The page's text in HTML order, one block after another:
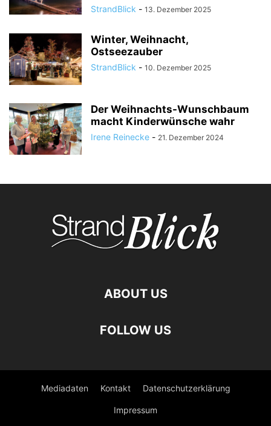
StrandBlick - 13. Dezember 2025
Winter, Weihnacht,
Ostseezauber
StrandBlick - 10. Dezember 2025
Der Weihnachts-Wunschbaum
macht Kinderwünsche wahr
Irene Reinecke - 21. Dezember 2024
ABOUT US
FOLLOW US
Mediadaten Kontakt Datenschutzerklärung
Impressum